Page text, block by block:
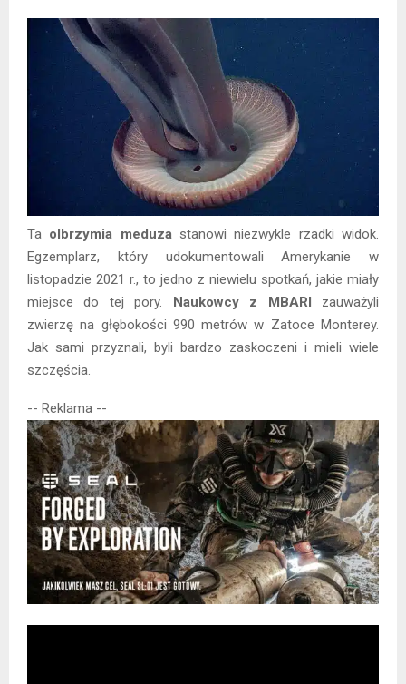
Ta olbrzymia meduzastanowi niezwykle rzadki widok.
Egzemplarz, który udokumentowali Amerykanie w
listopadzie 2021 r., to jedno z niewielu spotkań, jakie miały
miejsce do tej pory. Naukowcy z MBARI zauważyli
zwierzę na głębokości 990 metrów w Zatoce Monterey.
Jak sami przyznali, byli bardzo zaskoczeni i mieli wiele
szczęścia.
-- Reklama --